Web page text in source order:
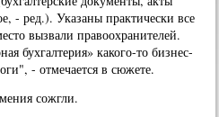
- ред.). Указаны практически все
вызвали правоохранителей.
бухгалтерия» какого-то бизнес-
- отмечается в сюжете.
сожгли.